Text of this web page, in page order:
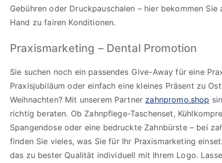
Gebühren oder Druckpauschalen – hier bekommen Sie
Hand zu fairen Konditionen.
Praxismarketing – Dental Promotion
Sie suchen noch ein passendes Give-Away für eine
Praxisjubiläum oder einfach eine kleines Präsent zu
Weihnachten? Mit unserem Partner zahnpromo.shop
richtig beraten. Ob Zahnpflege-Taschenset,
Spangendose oder eine bedruckte Zahnbürste – bei
finden Sie vieles, was Sie für Ihr Praxismarketing
das zu bester Qualität individuell mit Ihrem Logo.